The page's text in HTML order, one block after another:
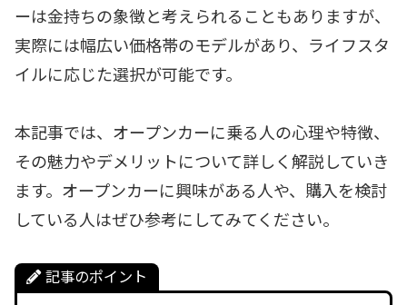
ーは金持ちの象徴と考えられることもありますが、
実際には幅広い価格帯のモデルがあり、ライフスタ
イルに応じた選択が可能です。
本記事では、オープンカーに乗る人の心理や特徴、
その魅力やデメリットについて詳しく解説していき
ます。オープンカーに興味がある人や、購入を検討
している人はぜひ参考にしてみてください。
記事のポイント